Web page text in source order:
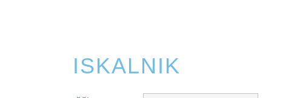
ISKALNIK